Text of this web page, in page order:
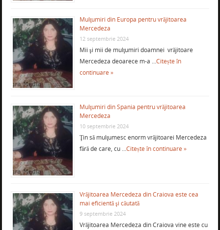
Mulţumiri din Europa pentru vrăjitoarea
Mercedeza
12 septembrie 2024
Mii şi mii de mulţumiri doamnei vrăjitoare
Mercedeza deoarece m-a …Citește în
continuare »
Mulţumiri din Spania pentru vrăjitoarea
Mercedeza
10 septembrie 2024
Ţin să mulţumesc enorm vrăjitoarei Mercedeza
fără de care, cu …Citește în continuare »
Vrăjitoarea Mercedeza din Craiova este cea
mai eficientă şi căutată
9 septembrie 2024
Vrăjitoarea Mercedeza din Craiova vine este cu